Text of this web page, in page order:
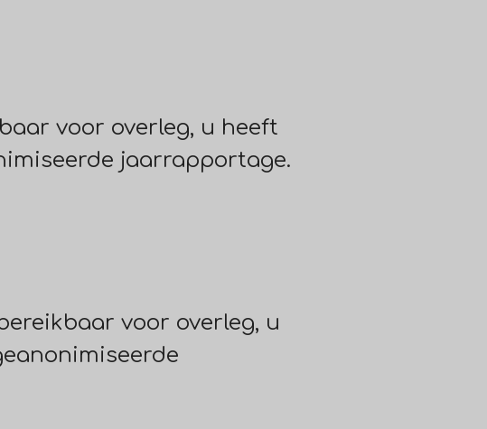
voor overleg, u heeft
jaarrapportage.
voor overleg, u